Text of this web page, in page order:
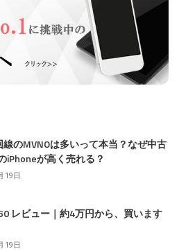
のMVNOは多いって本当？なぜ中古
iPhoneが高く売れる？
19日
レビュー｜約4万円から、買います
19日